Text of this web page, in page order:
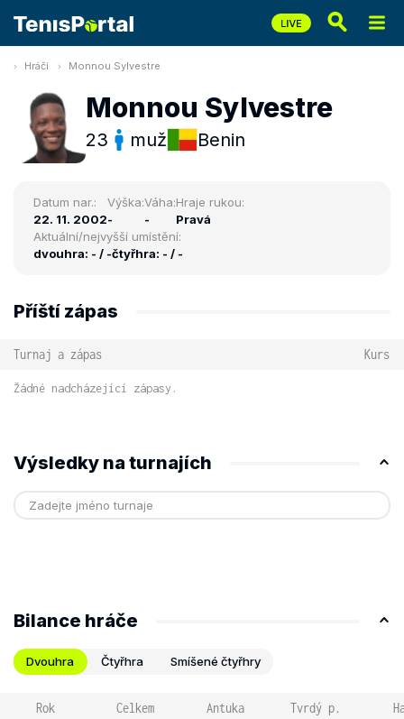
Hráči Monnou Sylvestre
Monnou Sylvestre
23 muž Benin
Datum nar.:
22. 11. 2002
Výška:
-
Váha:
-
Hraje rukou:
Pravá
Aktuální/nejvyšší umístění:
dvouhra: - / -čtyřhra: - / -
Příští zápas
Turnaj a zápas Kurs
Žádné nadcházející zápasy.
Výsledky na turnajích
Bilance hráče
Dvouhra Čtyřhra Smíšené čtyřhry
Rok Celkem Antuka Tvrdý p.